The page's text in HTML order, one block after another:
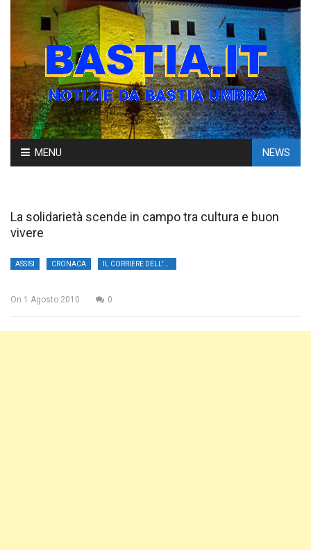
Skip
to
MENU NEWS
La solidarietà scende in campo tra cultura e buon
vivere
ASSISI CRONACA
On 1 Agosto 2010 0